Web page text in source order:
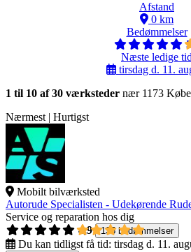
Afstand
0 km
Bedømmelser
Næste ledige tid
tirsdag d. 11.
1 til 10 af 30 værksteder nær 1173
Nærmest | Hurtigst
Mobilt bilværksted
Autorude Specialisten - Udekørende
Service og reparation hos dig
4,9
135 bedømmelser
Du kan tidligst få tid: tirsdag d. 11.